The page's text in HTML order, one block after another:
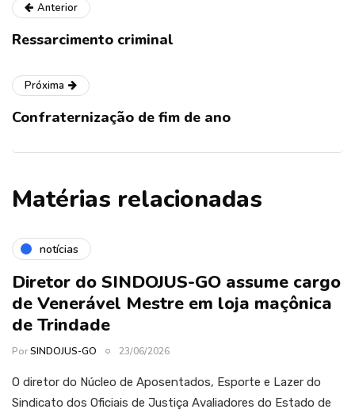
Anterior
Ressarcimento criminal
Próxima
Confraternização de fim de ano
Matérias relacionadas
notícias
Diretor do SINDOJUS-GO assume cargo
de Venerável Mestre em loja maçônica
de Trindade
PorSINDOJUS-GO 23/06/2026
O diretor do Núcleo de Aposentados, Esporte e Lazer do
Sindicato dos Oficiais de Justiça Avaliadores do Estado de